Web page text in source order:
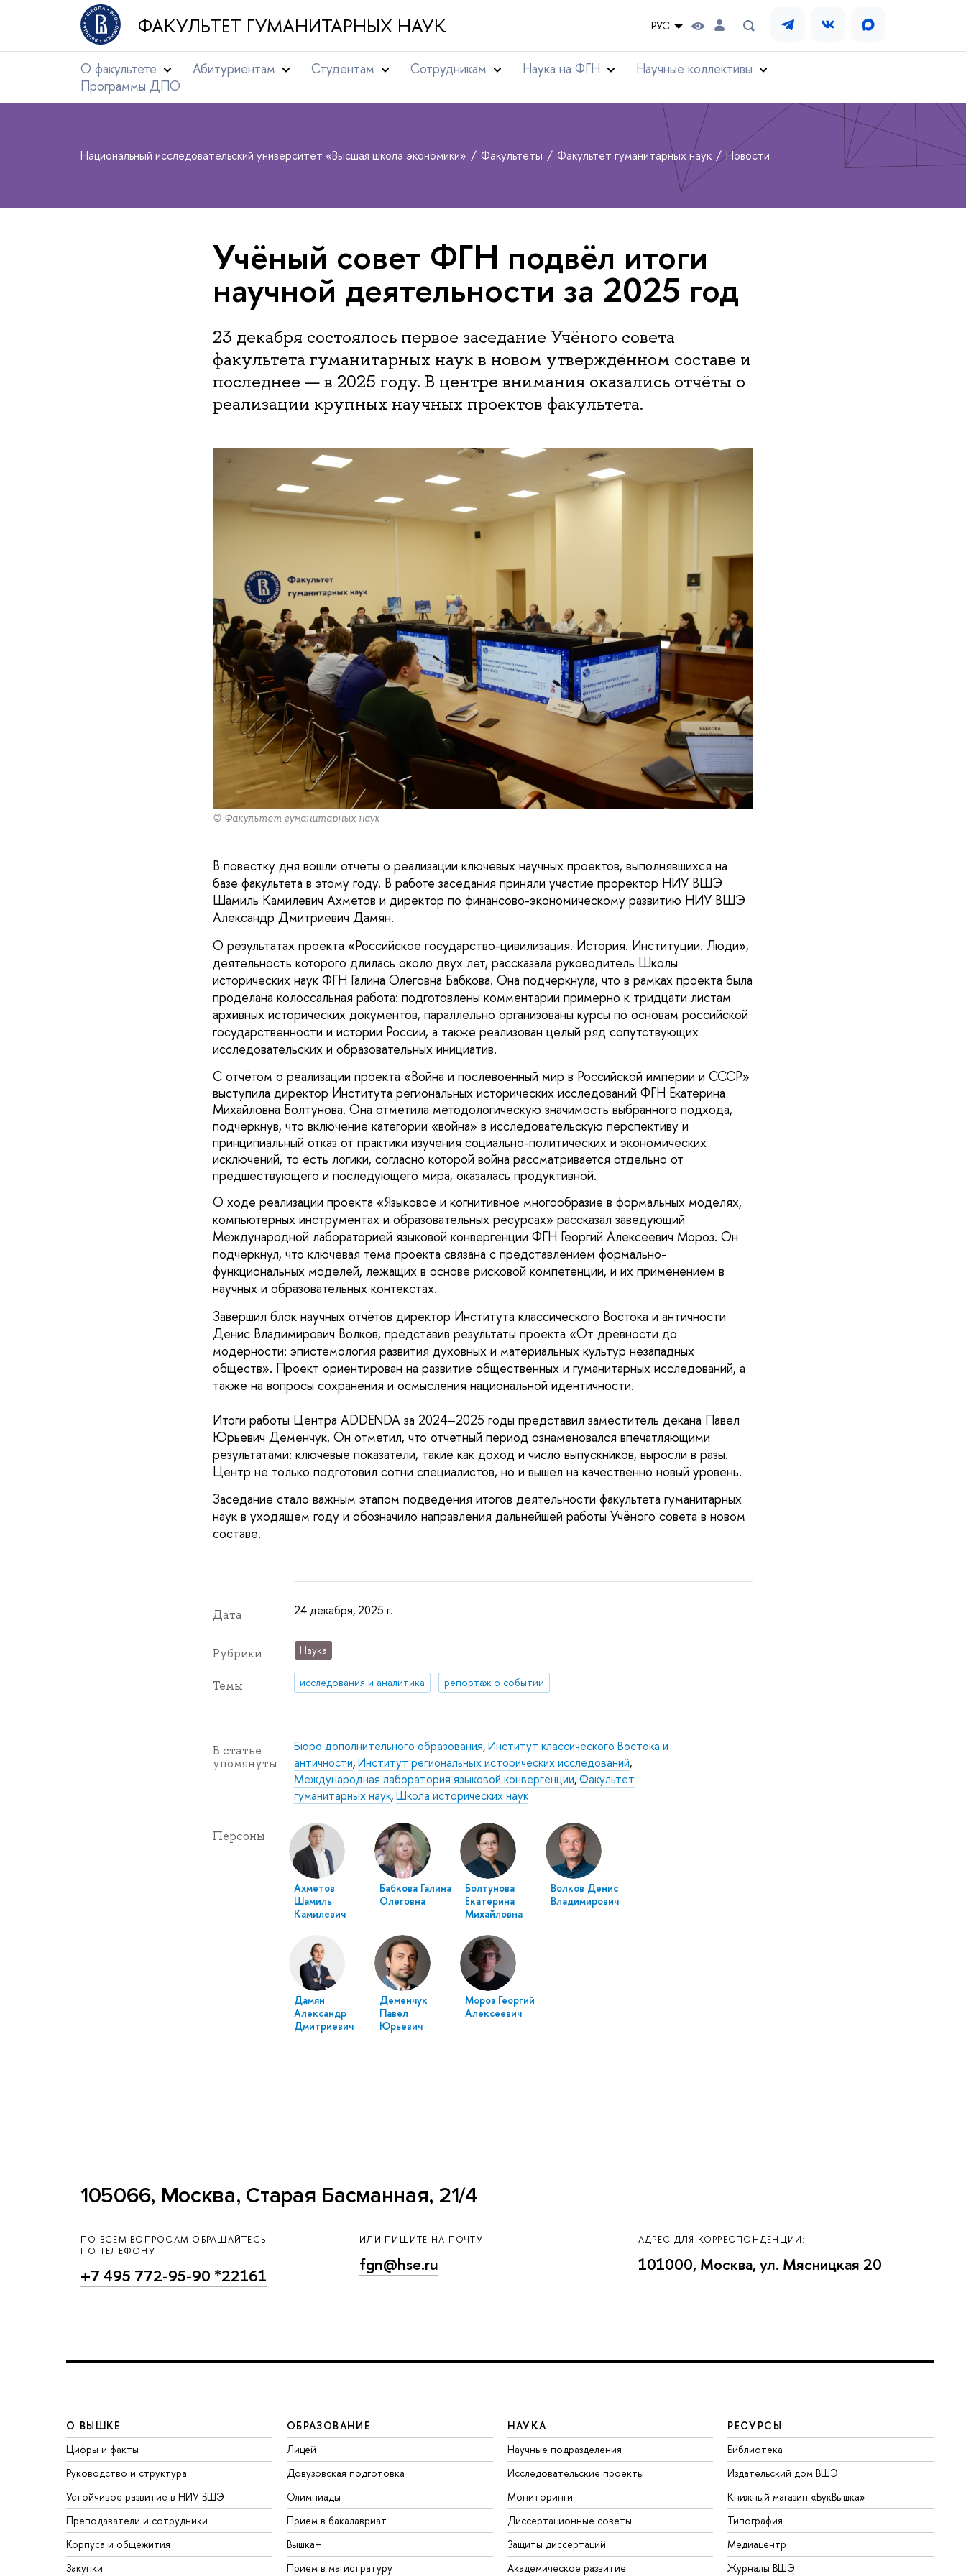
ФАКУЛЬТЕТ ГУМАНИТАРНЫХ НАУК РУС
О факультете Абитуриентам Студентам Сотрудникам Наука на ФГН
Научные коллективы
Программы ДПО
Национальный исследовательский университет «Высшая школа экономики» Факультеты Факультет гуманитарных наук Новости
Учёный совет ФГН подвёл итоги
научной деятельности за 2025 год
23 декабря состоялось первое заседание Учёного совета
факультета гуманитарных наук в новом утверждённом составе и
последнее — в 2025 году. В центре внимания оказались отчёты о
реализации крупных научных проектов факультета.
© Факультет гуманитарных наук
В повестку дня вошли отчёты о реализации ключевых научных проектов, выполнявшихся на
базе факультета в этому году. В работе заседания приняли участие проректор НИУ ВШЭ
Шамиль Камилевич Ахметов и директор по финансово-экономическому развитию НИУ ВШЭ
Александр Дмитриевич Дамян.
О результатах проекта «Российское государство-цивилизация. История. Институции. Люди»,
деятельность которого длилась около двух лет, рассказала руководитель Школы
исторических наук ФГН Галина Олеговна Бабкова. Она подчеркнула, что в рамках проекта была
проделана колоссальная работа: подготовлены комментарии примерно к тридцати листам
архивных исторических документов, параллельно организованы курсы по основам российской
государственности и истории России, а также реализован целый ряд сопутствующих
исследовательских и образовательных инициатив.
С отчётом о реализации проекта «Война и послевоенный мир в Российской империи и СССР»
выступила директор Института региональных исторических исследований ФГН Екатерина
Михайловна Болтунова. Она отметила методологическую значимость выбранного подхода,
подчеркнув, что включение категории «война» в исследовательскую перспективу и
принципиальный отказ от практики изучения социально-политических и экономических
исключений, то есть логики, согласно которой война рассматривается отдельно от
предшествующего и последующего мира, оказалась продуктивной.
О ходе реализации проекта «Языковое и когнитивное многообразие в формальных моделях,
компьютерных инструментах и образовательных ресурсах» рассказал заведующий
Международной лабораторией языковой конвергенции ФГН Георгий Алексеевич Мороз. Он
подчеркнул, что ключевая тема проекта связана с представлением формально-
функциональных моделей, лежащих в основе рисковой компетенции, и их применением в
научных и образовательных контекстах.
Завершил блок научных отчётов директор Института классического Востока и античности
Денис Владимирович Волков, представив результаты проекта «От древности до
модерности: эпистемология развития духовных и материальных культур незападных
обществ». Проект ориентирован на развитие общественных и гуманитарных исследований, а
также на вопросы сохранения и осмысления национальной идентичности.
Итоги работы Центра ADDENDA за 2024–2025 годы представил заместитель декана Павел
Юрьевич Деменчук. Он отметил, что отчётный период ознаменовался впечатляющими
результатами: ключевые показатели, такие как доход и число выпускников, выросли в разы.
Центр не только подготовил сотни специалистов, но и вышел на качественно новый уровень.
Заседание стало важным этапом подведения итогов деятельности факультета гуманитарных
наук в уходящем году и обозначило направления дальнейшей работы Учёного совета в новом
составе.
Дата 24 декабря, 2025 г.
Рубрики Наука
Темы исследования и аналитика репортаж о событии
В статье
упомянуты
Бюро дополнительного образования,Институт классического Востока и
античности,Институт региональных исторических исследований,
Международная лаборатория языковой конвергенции,Факультет
гуманитарных наук,Школа исторических наук
Персоны
Ахметов
Шамиль
Камилевич
Бабкова Галина
Олеговна
Болтунова
Екатерина
Михайловна
Волков Денис
Владимирович
Дамян
Александр
Дмитриевич
Деменчук
Павел
Юрьевич
Мороз Георгий
Алексеевич
105066, Москва, Старая Басманная, 21/4
ПО ВСЕМ ВОПРОСАМ ОБРАЩАЙТЕСЬ
ПО ТЕЛЕФОНУ
+7 495 772-95-90 *22161
ИЛИ ПИШИТЕ НА ПОЧТУ
fgn@hse.ru
АДРЕС ДЛЯ КОРРЕСПОНДЕНЦИИ:
101000, Москва, ул. Мясницкая 20
О ВЫШКЕ
Цифры и факты
Руководство и структура
Устойчивое развитие в НИУ ВШЭ
Преподаватели и сотрудники
Корпуса и общежития
Закупки
ОБРАЗОВАНИЕ
Лицей
Довузовская подготовка
Олимпиады
Прием в бакалавриат
Вышка+
Прием в магистратуру
НАУКА
Научные подразделения
Исследовательские проекты
Мониторинги
Диссертационные советы
Защиты диссертаций
Академическое развитие
РЕСУРСЫ
Библиотека
Издательский дом ВШЭ
Книжный магазин «БукВышка»
Типография
Медиацентр
Журналы ВШЭ